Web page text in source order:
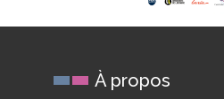
À propos